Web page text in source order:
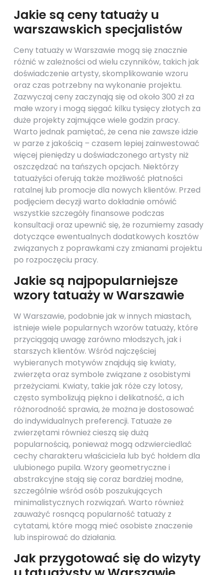
Jakie są ceny tatuaży u
warszawskich specjalistów
Ceny tatuaży w Warszawie mogą się znacznie
różnić w zależności od wielu czynników, takich jak
doświadczenie artysty, skomplikowanie wzoru
oraz czas potrzebny na wykonanie projektu.
Zazwyczaj ceny zaczynają się od około 300 zł za
małe wzory i mogą sięgać kilku tysięcy złotych za
duże projekty zajmujące wiele godzin pracy.
Warto jednak pamiętać, że cena nie zawsze idzie
w parze z jakością – czasem lepiej zainwestować
więcej pieniędzy u doświadczonego artysty niż
oszczędzać na tańszych opcjach. Niektórzy
tatuażyści oferują także możliwość płatności
ratalnej lub promocje dla nowych klientów. Przed
podjęciem decyzji warto dokładnie omówić
wszystkie szczegóły finansowe podczas
konsultacji oraz upewnić się, że rozumiemy zasady
dotyczące ewentualnych dodatkowych kosztów
związanych z poprawkami czy zmianami projektu
po rozpoczęciu pracy.
Jakie są najpopularniejsze
wzory tatuaży w Warszawie
W Warszawie, podobnie jak w innych miastach,
istnieje wiele popularnych wzorów tatuaży, które
przyciągają uwagę zarówno młodszych, jak i
starszych klientów. Wśród najczęściej
wybieranych motywów znajdują się kwiaty,
zwierzęta oraz symbole związane z osobistymi
przeżyciami. Kwiaty, takie jak róże czy lotosy,
często symbolizują piękno i delikatność, a ich
różnorodność sprawia, że można je dostosować
do indywidualnych preferencji. Tatuaże ze
zwierzętami również cieszą się dużą
popularnością, ponieważ mogą odzwierciedlać
cechy charakteru właściciela lub być hołdem dla
ulubionego pupila. Wzory geometryczne i
abstrakcyjne stają się coraz bardziej modne,
szczególnie wśród osób poszukujących
minimalistycznych rozwiązań. Warto również
zauważyć rosnącą popularność tatuaży z
cytatami, które mogą mieć osobiste znaczenie
lub inspirować do działania.
Jak przygotować się do wizyty